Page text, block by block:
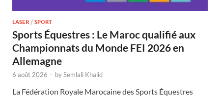
LASER / SPORT
Sports Équestres : Le Maroc qualifié aux
Championnats du Monde FEI 2026 en
Allemagne
6 août 2026 - bySemlali Khalid
La Fédération Royale Marocaine des Sports Équestres